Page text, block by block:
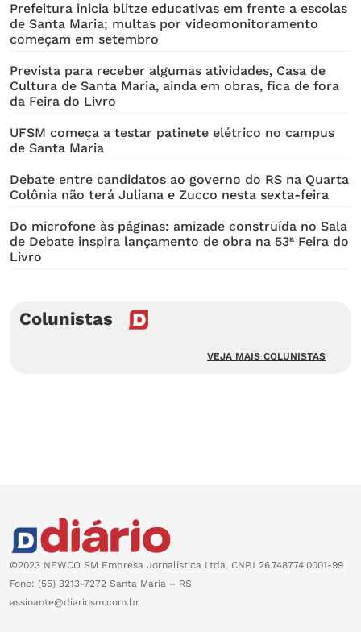
Prefeitura inicia blitze educativas em frente a escolas
de Santa Maria; multas por videomonitoramento
começam em setembro
Prevista para receber algumas atividades, Casa de
Cultura de Santa Maria, ainda em obras, fica de fora
da Feira do Livro
UFSM começa a testar patinete elétrico no campus
de Santa Maria
Debate entre candidatos ao governo do RS na Quarta
Colônia não terá Juliana e Zucco nesta sexta-feira
Do microfone às páginas: amizade construída no Sala
de Debate inspira lançamento de obra na 53ª Feira do
Livro
Colunistas
VEJA MAIS COLUNISTAS
©2023 NEWCO SM Empresa Jornalística Ltda. CNPJ 26.748774.0001-99
Fone: (55) 3213-7272 Santa Maria – RS
assinante@diariosm.com.br